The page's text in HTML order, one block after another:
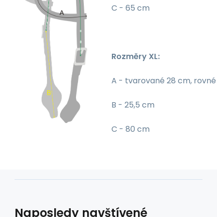
C - 65 cm
Rozměry XL:
A - tvarované 28 cm,
B - 25,5 cm
C - 80 cm
Naposledy navštívené